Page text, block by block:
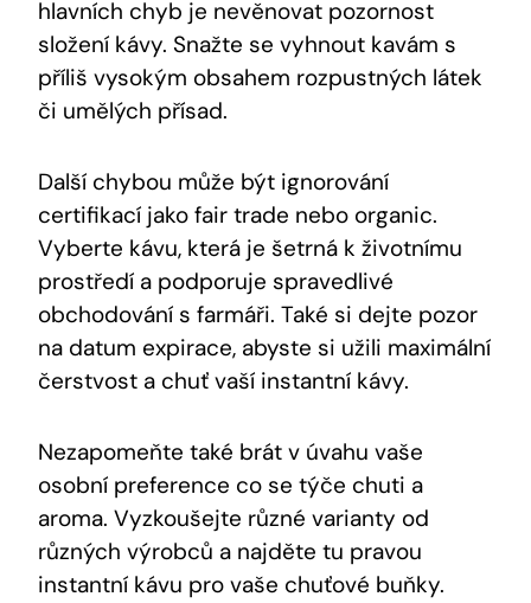
hlavních chyb je nevěnovat pozornost
složení kávy. Snažte se vyhnout kavám s
příliš vysokým obsahem rozpustných látek
či umělých přísad.
Další chybou může být ignorování
certifikací jako fair trade nebo organic.
Vyberte kávu, která je šetrná k životnímu
prostředí a podporuje spravedlivé
obchodování s farmáři. Také si dejte pozor
na datum expirace, abyste si užili maximální
čerstvost a chuť vaší instantní kávy.
Nezapomeňte také brát v úvahu vaše
osobní preference co se týče chuti a
aroma. Vyzkoušejte různé varianty od
různých výrobců a najděte tu pravou
instantní kávu pro vaše chuťové buňky.